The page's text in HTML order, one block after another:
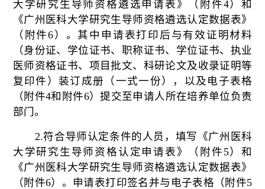
大学研究生导师资格遴选申请表》（附件4）和
《广州医科大学研究生导师资格遴选认定数据表》
（附件6）。 其中申请表打印后与有效证明材料
（身份证、学位证书、职称证书、学位证书、执业
医师资格证书、项目批文、科研论文及收录证明等
复印件）装订成册（一式一份），以及电子表格
（附件4和附件6）提交至申请人所在培养单位负责
部门。
2.符合导师认定条件的人员，填写《广州医科
大学研究生导师资格认定申请表》（附件5）和
《广州医科大学研究生导师资格遴选认定数据表》
（附件6）。申请表打印签名并与 电子表格（附件5